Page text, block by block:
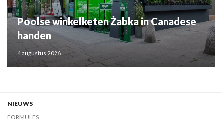
Poolse winkelketen Żabka in Canadese
handen
4 augustus 2026
NIEUWS
FORMULES